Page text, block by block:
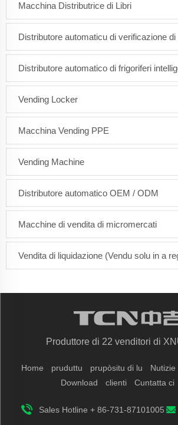
Macchina Distributrice di Libri
Distributore automaticu di verificazione di
Distributore automatico di frigoriferi
Vending Locker
Macchina Vending PPE
Vending Machine
Distributore automatico OEM / ODM
Macchine di vendita di micromercati
Vendita di liquidazione (Vendu solu in a
Produttore di 22 venditori di
Home pruduttu prupòsitu di lu Nutizie
Download
clienti Cuntatta ci
Sales Hotline + 86-731-87101005